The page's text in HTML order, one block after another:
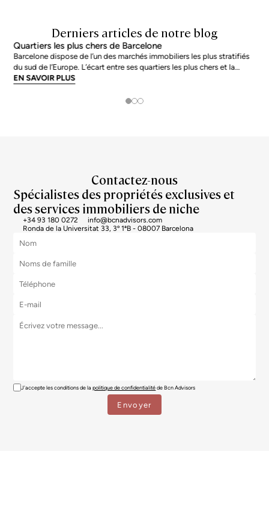
Derniers articles de notre blog
Quartiers les plus chers de Barcelone
Barcelone dispose de l’un des marchés immobiliers les plus stratifiés
du sud de l’Europe. L’écart entre ses quartiers les plus chers et la
moyenne de la ville n’est pas marginal : en juin 2026, les adresses les
EN SAVOIR PLUS
Contactez-nous
Spécialistes des propriétés exclusives et
des services immobiliers de niche
+34 93 180 0272
info@bcnadvisors.com
Ronda de la Universitat 33, 3º 1ªB - 08007 Barcelona
J'accepte les conditions de lapolitique de confidentialitéde Bcn Advisors